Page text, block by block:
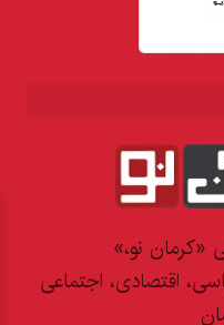
«کرمان نو،»
اقتصادی، اجتماعی